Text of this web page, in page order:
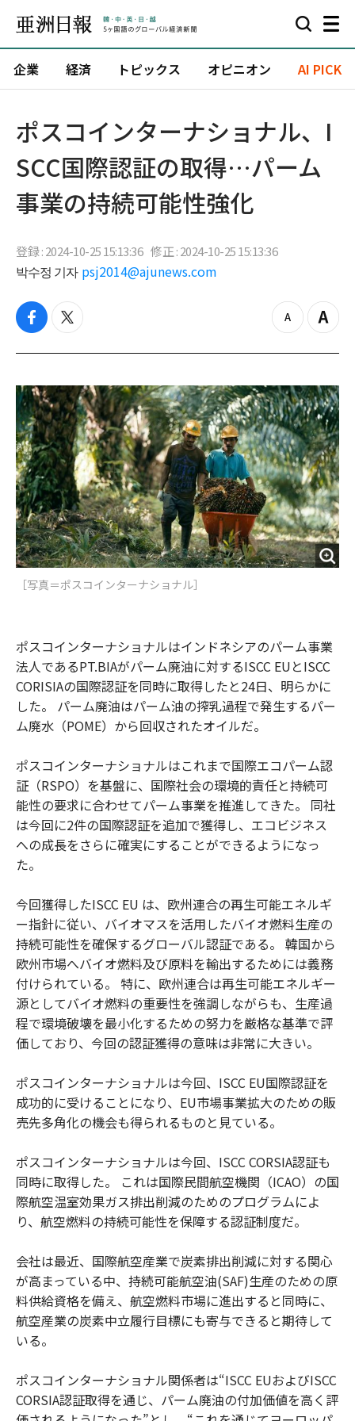
企業 経済 トピックス オピニオン AI PICK
ポスコインターナショナル、I
SCC国際認証の取得…パーム
事業の持続可能性強化
登録 : 2024-10-25 15:13:36 修正 : 2024-10-25 15:13:36
박수정 기자 psj2014@ajunews.com
f
c
b
o
o
k
t
i
t
e
r
z
o
o
u
t
Z
o
i
n
［写真＝ポスコインターナショナル］
ポスコインターナショナルはインドネシアのパーム事業
法人であるPT.BIAがパーム廃油に対するISCC EUとISCC
CORISIAの国際認証を同時に取得したと24日、明らかに
した。 パーム廃油はパーム油の搾乳過程で発生するパー
ム廃水（POME）から回収されたオイルだ。
ポスコインターナショナルはこれまで国際エコパーム認
証（RSPO）を基盤に、国際社会の環境的責任と持続可
能性の要求に合わせてパーム事業を推進してきた。 同社
は今回に2件の国際認証を追加で獲得し、エコビジネス
への成長をさらに確実にすることができるようになっ
た。
今回獲得したISCC EU は、欧州連合の再生可能エネルギ
ー指針に従い、バイオマスを活用したバイオ燃料生産の
持続可能性を確保するグローバル認証である。 韓国から
欧州市場へバイオ燃料及び原料を輸出するためには義務
付けられている。 特に、欧州連合は再生可能エネルギー
源としてバイオ燃料の重要性を強調しながらも、生産過
程で環境破壊を最小化するための努力を厳格な基準で評
価しており、今回の認証獲得の意味は非常に大きい。
ポスコインターナショナルは今回、ISCC EU国際認証を
成功的に受けることになり、EU市場事業拡大のための販
売先多角化の機会も得られるものと見ている。
ポスコインターナショナルは今回、ISCC CORSIA認証も
同時に取得した。 これは国際民間航空機関（ICAO）の国
際航空温室効果ガス排出削減のためのプログラムによ
り、航空燃料の持続可能性を保障する認証制度だ。
会社は最近、国際航空産業で炭素排出削減に対する関心
が高まっている中、持続可能航空油(SAF)生産のための原
料供給資格を備え、航空燃料市場に進出すると同時に、
航空産業の炭素中立履行目標にも寄与できると期待して
いる。
ポスコインターナショナル関係者は“ISCC EUおよびISCC
CORSIA認証取得を通じ、パーム廃油の付加価値を高く評